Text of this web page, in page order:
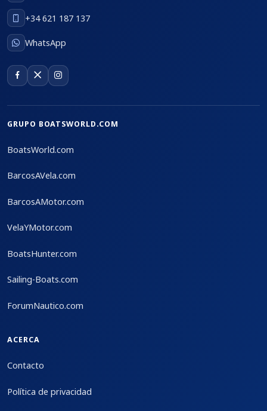
+34 621 187 137
WhatsApp
GRUPO BOATSWORLD.COM
BoatsWorld.com
BarcosAVela.com
BarcosAMotor.com
VelaYMotor.com
BoatsHunter.com
Sailing-Boats.com
ForumNautico.com
ACERCA
Contacto
Política de privacidad